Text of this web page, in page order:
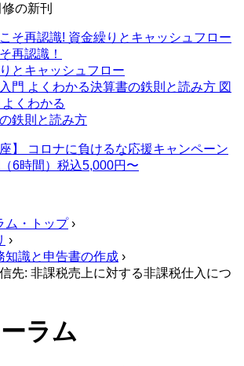
の新刊
再認識！
とキャッシュフロー
図
くわかる
鉄則と読み方
】
コロナに負けるな応援キャンペーン
時間）税込5,000円〜
ム・トップ ›
›
知識と申告書の作成 ›
先: 非課税売上に対する非課税仕入につ
ラム